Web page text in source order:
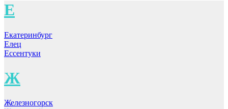
Е
Екатеринбург
Елец
Ессентуки
Ж
Железногорск